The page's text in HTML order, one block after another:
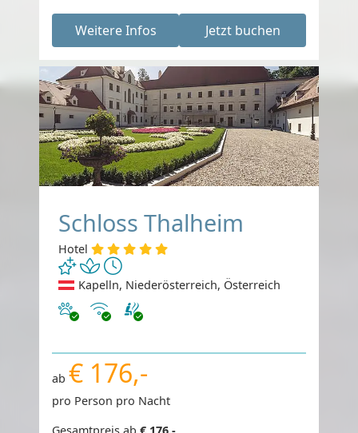
Weitere Infos Jetzt buchen
Schloss Thalheim
Hotel
Kapelln, Niederösterreich, Österreich
Haustiere erlaubt
Internet
ab € 176,-
pro Person pro Nacht